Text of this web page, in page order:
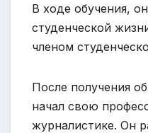
В ходе обучения,
студенческой
членом
После получения
начал свою
журналистике. Он